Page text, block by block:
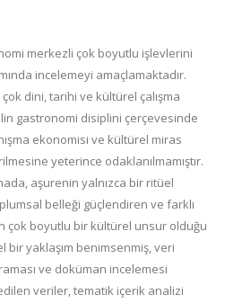
merkezli çok boyutlu işlevlerini
incelemeyi amaçlamaktadır.
dini, tarihi ve kültürel çalışma
gastronomi disiplini çerçevesinde
ekonomisi ve kültürel miras
yeterince odaklanılmamıştır.
aşurenin yalnızca bir ritüel
belleği güçlendiren ve farklı
çok boyutlu bir kültürel unsur olduğu
bir yaklaşım benimsenmiş, veri
ve doküman incelemesi
veriler, tematik içerik analizi